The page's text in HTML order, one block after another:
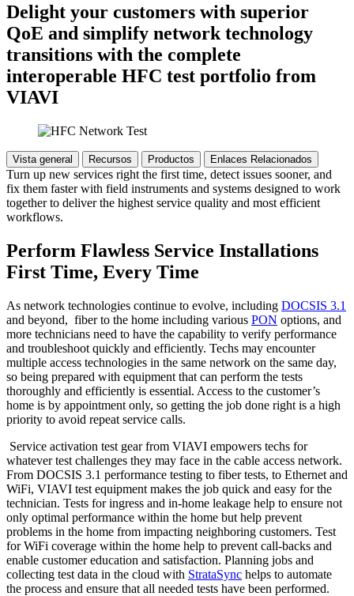
Delight your customers with superior
QoE and simplify network technology
transitions with the complete
interoperable HFC test portfolio from
VIAVI
Vista general Recursos Productos Enlaces Relacionados
Turn up new services right the first time, detect issues sooner, and
fix them faster with field instruments and systems designed to work
together to deliver the highest service quality and most efficient
workflows.
Perform Flawless Service Installations
First Time, Every Time
As network technologies continue to evolve, including DOCSIS 3.1
and beyond, fiber to the home including various PON options, and
more technicians need to have the capability to verify performance
and troubleshoot quickly and efficiently. Techs may encounter
multiple access technologies in the same network on the same day,
so being prepared with equipment that can perform the tests
thoroughly and efficiently is essential. Access to the customer’s
home is by appointment only, so getting the job done right is a high
priority to avoid repeat service calls.
Service activation test gear from VIAVI empowers techs for
whatever test challenges they may face in the cable access network.
From DOCSIS 3.1 performance testing to fiber tests, to Ethernet and
WiFi, VIAVI test equipment makes the job quick and easy for the
technician. Tests for ingress and in-home leakage help to ensure not
only optimal performance within the home but help prevent
problems in the home from impacting neighboring customers. Test
for WiFi coverage within the home help to prevent call-backs and
enable customer education and satisfaction. Planning jobs and
collecting test data in the cloud with StrataSync helps to automate
the process and ensure that all needed tests have been performed.